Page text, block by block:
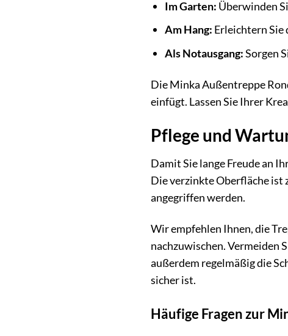
Im Garten: Überwinden
Am Hang: Erleichtern Sie
Als Notausgang:Sorgen
Die Minka Außentreppe
einfügt. Lassen Sie Ihrer
Pflege und
Damit Sie lange Freude an
Die verzinkte Oberfläche ist
angegriffen werden.
Wir empfehlen Ihnen, die
nachzuwischen. Vermeiden
außerdem regelmäßig die
sicher ist.
Häufige Fragen zur